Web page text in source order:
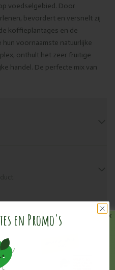
voedselgebied. Door
bevordert en versnelt zij
koffieplantages en de
voornaamste natuurlijke
onthult het zeer fruitige
handel. De perfecte mix van
en Promo's